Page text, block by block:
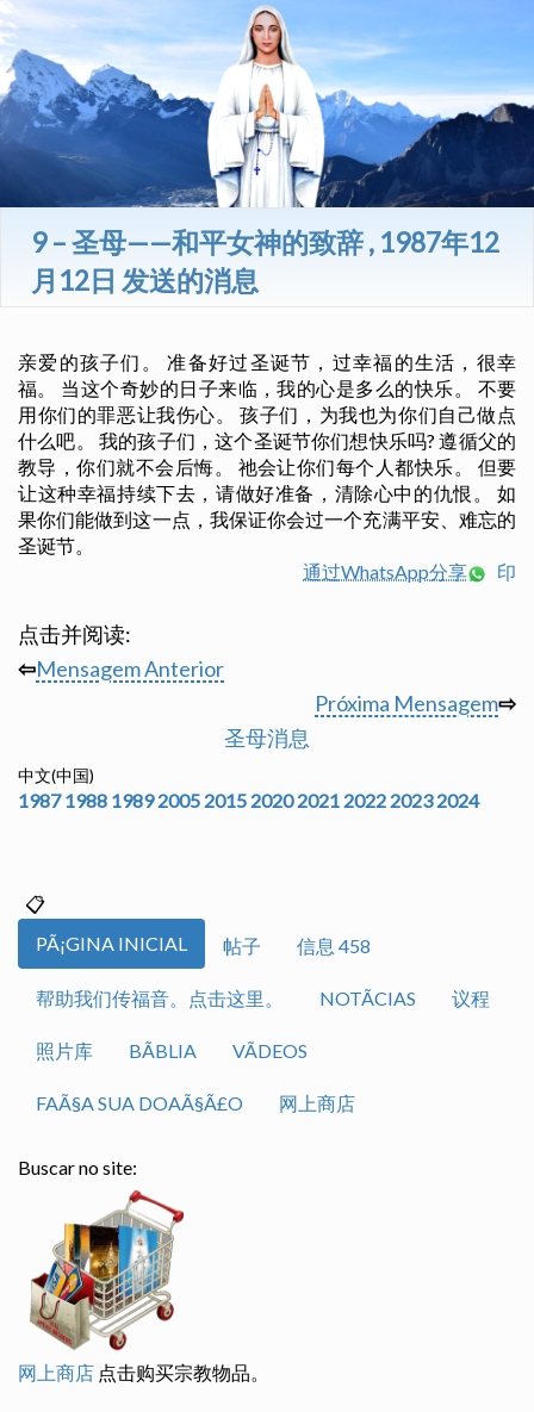
9 – 圣母——和平女神的致辞 , 1987年12
月12日 发送的消息
亲爱的孩子们。 准备好过圣诞节，过幸福的生活，很幸
福。 当这个奇妙的日子来临，我的心是多么的快乐。 不要
用你们的罪恶让我伤心。 孩子们，为我也为你们自己做点
什么吧。 我的孩子们，这个圣诞节你们想快乐吗? 遵循父的
教导，你们就不会后悔。 祂会让你们每个人都快乐。 但要
让这种幸福持续下去，请做好准备，清除心中的仇恨。 如
果你们能做到这一点，我保证你会过一个充满平安、难忘的
圣诞节。
通过WhatsApp分享
印
点击并阅读:
⇦Mensagem Anterior
Próxima Mensagem⇨
圣母消息
中文(中国)
1987 1988 1989 2005 2015 2020 2021 2022 2023 2024
PÃ¡GINA INICIAL 帖子 信息 458
帮助我们传福音。点击这里。 NOTÃ­CIAS 议程
照片库 BÃ­BLIA VÃ­DEOS
FAÃ§A SUA DOAÃ§Ã£O 网上商店
Buscar no site:
网上商店 点击购买宗教物品。